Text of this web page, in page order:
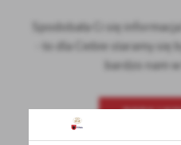
Spodobała Ci się
- to dla Ciebie staramy się
bardzo nam
DODAJ